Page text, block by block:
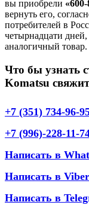
вы приобрели
вернуть его,
потребителей в
четырнадцати
аналогичный товар.
Что бы узнать
Komatsu
+7 (351) 734-96-
+7 (996)-228-11-
Написать в
Написать в Viber
Написать в